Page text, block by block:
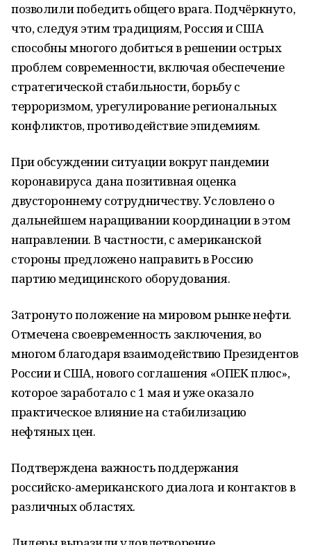
позволили победить общего врага. Подчёркнуто,
что, следуя этим традициям, Россия и США
способны многого добиться в решении острых
проблем современности, включая обеспечение
стратегической стабильности, борьбу с
терроризмом, урегулирование региональных
конфликтов, противодействие эпидемиям.
При обсуждении ситуации вокруг пандемии
коронавируса дана позитивная оценка
двустороннему сотрудничеству. Условлено о
дальнейшем наращивании координации в этом
направлении. В частности, с американской
стороны предложено направить в Россию
партию медицинского оборудования.
Затронуто положение на мировом рынке нефти.
Отмечена своевременность заключения, во
многом благодаря взаимодействию Президентов
России и США, нового согла­шения «ОПЕК плюс»,
которое заработало с 1 мая и уже оказало
практическое влияние на стабилизацию
нефтяных цен.
Подтверждена важность поддержания
российско-американского диалога и контактов в
различных областях.